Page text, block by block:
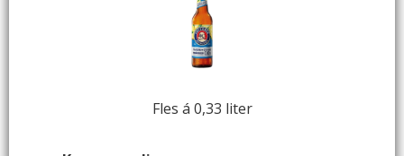
Fles á 0,33 liter